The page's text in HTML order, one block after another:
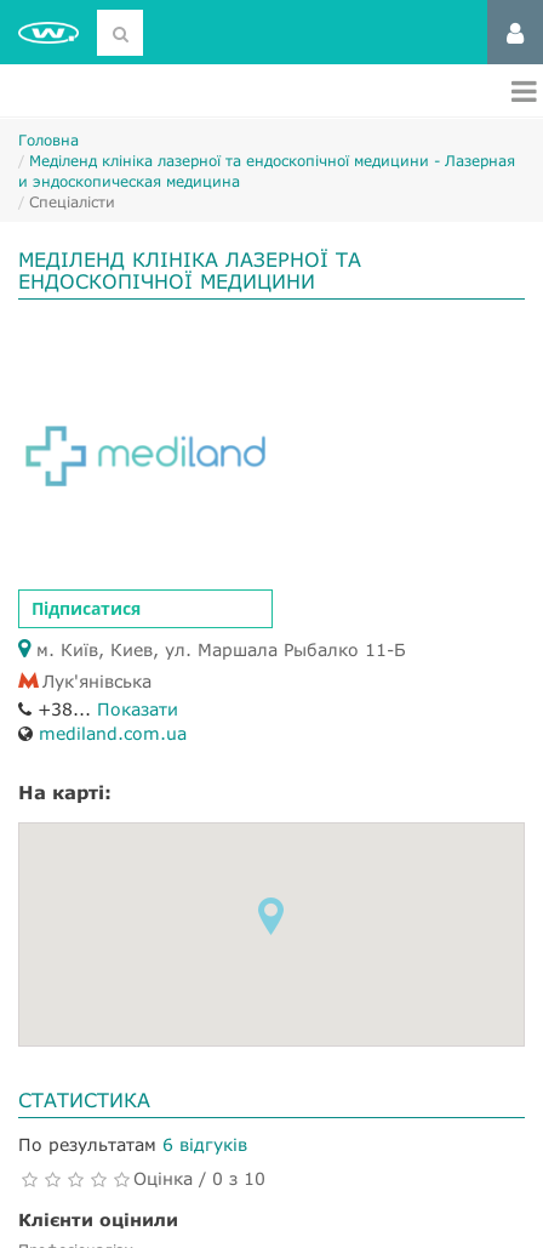
Головна
Меділенд клініка лазерної та ендоскопічної медицини - Лазерная
и эндоскопическая медицина
Спеціалісти
МЕДІЛЕНД КЛІНІКА ЛАЗЕРНОЇ ТА
ЕНДОСКОПІЧНОЇ МЕДИЦИНИ
Підписатися
м. Київ, Киев, ул. Маршала Рыбалко 11-Б
Лук'янівська
+38... Показати
mediland.com.ua
На карті:
СТАТИСТИКА
По результатам 6 відгуків
Оцінка / 0 з 10
Клієнти оцінили